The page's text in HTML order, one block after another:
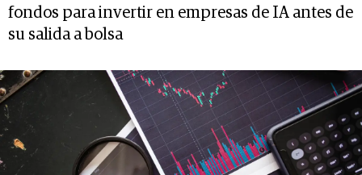
fondos para invertir en empresas de IA antes de
su salida a bolsa